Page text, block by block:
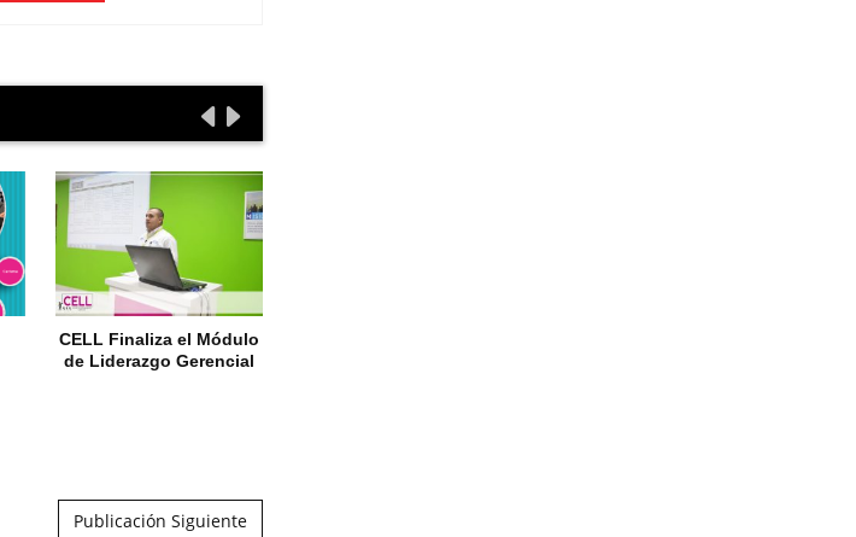
CELL Finaliza el Módulo
de Liderazgo Gerencial
Publicación Siguiente